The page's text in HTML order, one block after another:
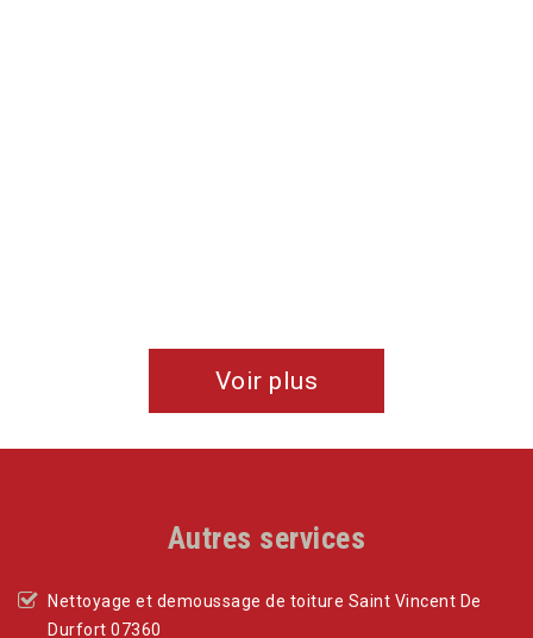
Voir plus
Autres services
Nettoyage et demoussage de toiture Saint Vincent De
Durfort 07360